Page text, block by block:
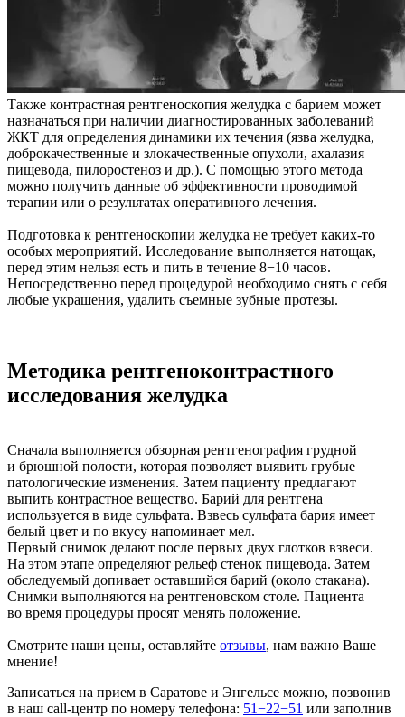
Также контрастная рентгеноскопия желудка с барием может
назначаться при наличии диагностированных заболеваний
ЖКТ для определения динамики их течения (язва желудка,
доброкачественные и злокачественные опухоли, ахалазия
пищевода, пилоростеноз и др.). С помощью этого метода
можно получить данные об эффективности проводимой
терапии или о результатах оперативного лечения.
Подготовка к рентгеноскопии желудка не требует каких-то
особых мероприятий. Исследование выполняется натощак,
перед этим нельзя есть и пить в течение 8−10 часов.
Непосредственно перед процедурой необходимо снять с себя
любые украшения, удалить съемные зубные протезы.
Методика рентгеноконтрастного
исследования желудка
Сначала выполняется обзорная рентгенография грудной
и брюшной полости, которая позволяет выявить грубые
патологические изменения. Затем пациенту предлагают
выпить контрастное вещество. Барий для рентгена
используется в виде сульфата. Взвесь сульфата бария имеет
белый цвет и по вкусу напоминает мел.
Первый снимок делают после первых двух глотков взвеси.
На этом этапе определяют рельеф стенок пищевода. Затем
обследуемый допивает оставшийся барий (около стакана).
Снимки выполняются на рентгеновском столе. Пациента
во время процедуры просят менять положение.
Смотрите наши цены, оставляйте отзывы, нам важно Ваше
мнение!
Записаться на прием в Саратове и Энгельсе можно, позвонив
в наш call-центр по номеру телефона: 51−22−51 или заполнив